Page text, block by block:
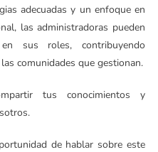
adecuadas y un enfoque en
las administradoras pueden
sus roles, contribuyendo
comunidades que gestionan.
tus conocimientos y
de hablar sobre este